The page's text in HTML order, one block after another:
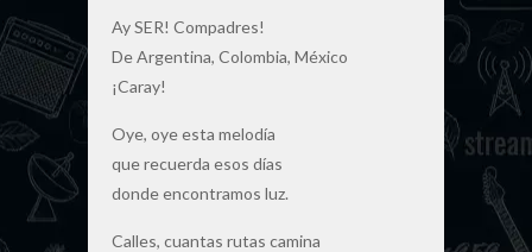
Ay SER! Compadres!
De Argentina, Colombia, México
¡Caray!
Oye, oye esta melodía
que recuerda esos días
donde encontramos luz.
Calles, cuantas rutas camina